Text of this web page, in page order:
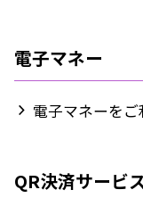
電子マネー
電子マネーを
QR決済サービ